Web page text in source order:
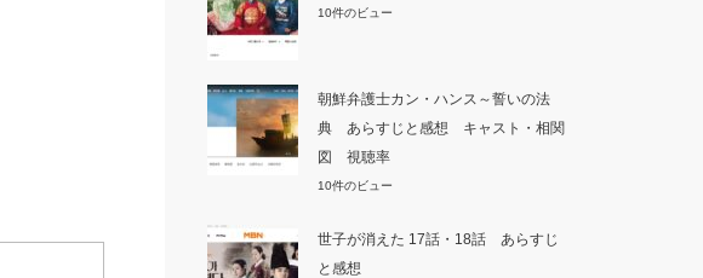
10件のビュー
朝鮮弁護士カン・ハンス～誓いの法
典 あらすじと感想 キャスト・相関
図 視聴率
10件のビュー
世子が消えた 17話・18話 あらすじ
と感想